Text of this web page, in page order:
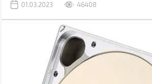
розетке.
01.03.2023 46408